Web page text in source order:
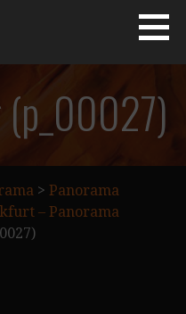
(p_00027)
> Panorama
– Panorama